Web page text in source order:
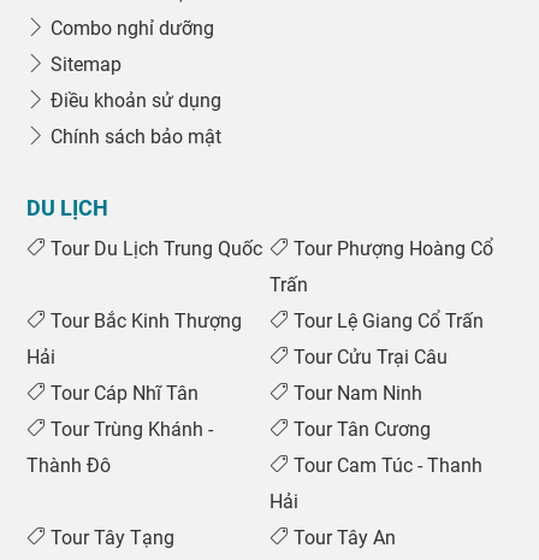
Tour trong nước
Combo nghỉ dưỡng
Sitemap
Điều khoản sử dụng
Chính sách bảo mật
DU LỊCH
Tour Du Lịch Trung Quốc
Tour Phượng Hoàng Cổ
Trấn
Tour Bắc Kinh Thượng
Hải
Tour Lệ Giang Cổ Trấn
Tour Cửu Trại Câu
Tour Cáp Nhĩ Tân
Tour Nam Ninh
Tour Trùng Khánh -
Thành Đô
Tour Tân Cương
Tour Cam Túc - Thanh
Hải
Tour Tây Tạng
Tour Tây An